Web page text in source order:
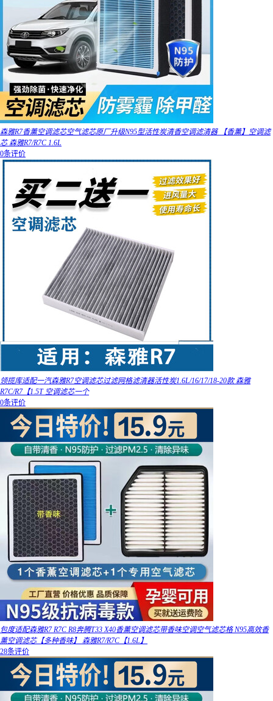
森雅R7香薰空调滤芯空气滤芯原厂升级N95型活性炭清香空调滤清器 【香薰】空调滤
芯 森雅R7/R7C 1.6L
0条评价
领揽库适配一汽森雅R7空调滤芯过滤网格滤清器活性炭1.6L/16/17/18-20款 森雅
R7C/R7【1.5T 空调滤芯一个
0条评价
包度适配森雅R7 R7C R8奔腾T33 X40香薰空调滤芯带香味空调空气滤芯格 N95高效香
薰空调滤芯【多种香味】 森雅R7/R7C【1.6L】
28条评价